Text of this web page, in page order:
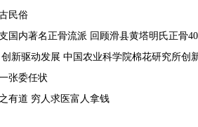
民俗
国内著名正骨流派 回顾滑县黄塔明氏正骨
新驱动发展 中国农业科学院棉花研究所创
张委任状
有道 穷人求医富人拿钱